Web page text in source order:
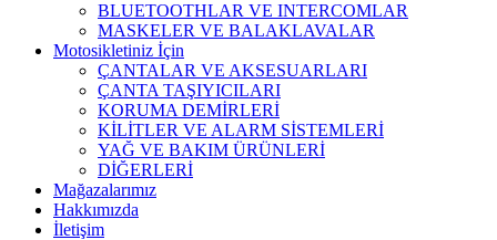
BLUETOOTHLAR VE INTERCOMLAR
MASKELER VE BALAKLAVALAR
Motosikletiniz İçin
ÇANTALAR VE AKSESUARLARI
ÇANTA TAŞIYICILARI
KORUMA DEMİRLERİ
KİLİTLER VE ALARM SİSTEMLERİ
YAĞ VE BAKIM ÜRÜNLERİ
DİĞERLERİ
Mağazalarımız
Hakkımızda
İletişim
Click to enlarge